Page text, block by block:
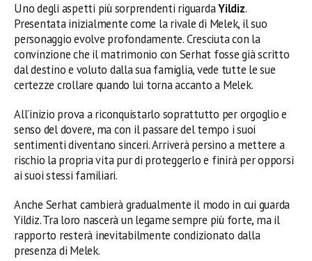
Uno degli aspetti più sorprendenti riguardaYildiz.
Presentata inizialmente come la rivale di Melek, il suo
personaggio evolve profondamente. Cresciuta con la
convinzione che il matrimonio con Serhat fosse già scritto
dal destino e voluto dalla sua famiglia, vede tutte le sue
certezze crollare quando lui torna accanto a Melek.
All’inizio prova a riconquistarlo soprattutto per orgoglio e
senso del dovere, ma con il passare del tempo i suoi
sentimenti diventano sinceri. Arriverà persino a mettere a
rischio la propria vita pur di proteggerlo e finirà per opporsi
ai suoi stessi familiari.
Anche Serhat cambierà gradualmente il modo in cui guarda
Yildiz. Tra loro nascerà un legame sempre più forte, ma il
rapporto resterà inevitabilmente condizionato dalla
presenza di Melek.